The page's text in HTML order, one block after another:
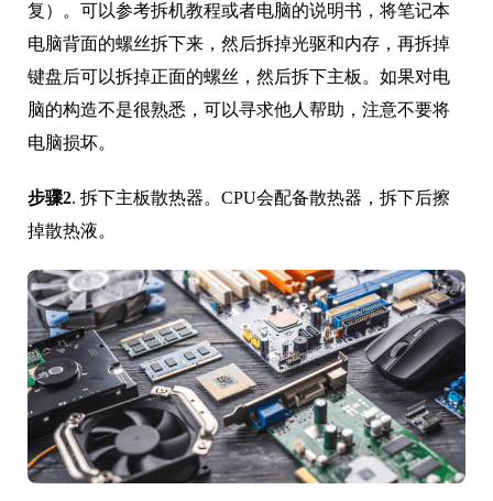
复）。可以参考拆机教程或者电脑的说明书，将笔记本
电脑背面的螺丝拆下来，然后拆掉光驱和内存，再拆掉
键盘后可以拆掉正面的螺丝，然后拆下主板。如果对电
脑的构造不是很熟悉，可以寻求他人帮助，注意不要将
电脑损坏。
步骤2. 拆下主板散热器。CPU会配备散热器，拆下后擦
掉散热液。